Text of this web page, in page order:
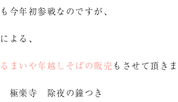
今年初参戦なのですが、
よる、
まいや年越しそばの販売 もさせて頂き
極楽寺 除夜の鐘つき